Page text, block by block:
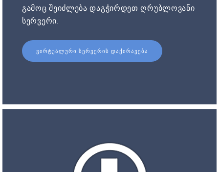
გამოც შეიძლება დაგჭირდეთ ღრუბლოვანი
სერვერი.
ᲕᲘᲠᲢᲣᲐᲚᲣᲠᲘ ᲡᲔᲠᲕᲔᲠᲘᲡ ᲓᲐᲥᲘᲠᲐᲕᲔᲑᲐ